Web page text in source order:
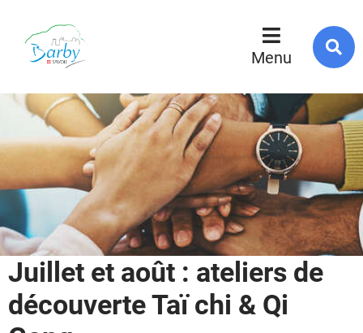
Menu
Juillet et août : ateliers de
découverte Taï chi & Qi